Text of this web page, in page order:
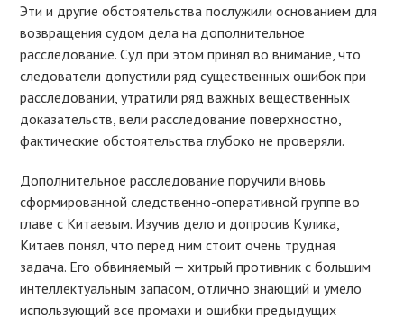
Эти и другие обстоятельства послужили основанием для
возвращения судом дела на дополнительное
расследование. Суд при этом принял во внимание, что
следователи допустили ряд существенных ошибок при
расследовании, утратили ряд важных вещественных
доказательств, вели расследование поверхностно,
фактические обстоятельства глубоко не проверяли.
Дополнительное расследование поручили вновь
сформированной следственно-оперативной группе во
главе с Китаевым. Изучив дело и допросив Кулика,
Китаев понял, что перед ним стоит очень трудная
задача. Его обвиняемый — хитрый противник с большим
интеллектуальным запасом, отлично знающий и умело
использующий все промахи и ошибки предыдущих